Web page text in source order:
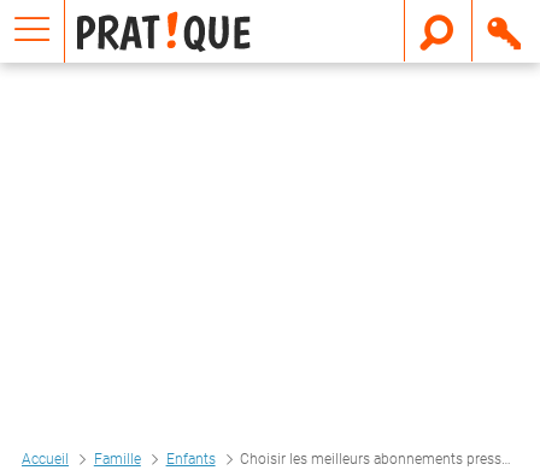
Accueil Famille Enfants Choisir les meilleurs abonnements presse pour ses enfants
E
m
a